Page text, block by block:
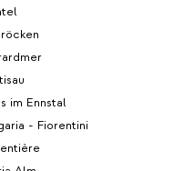
im Ennstal
- Fiorentini